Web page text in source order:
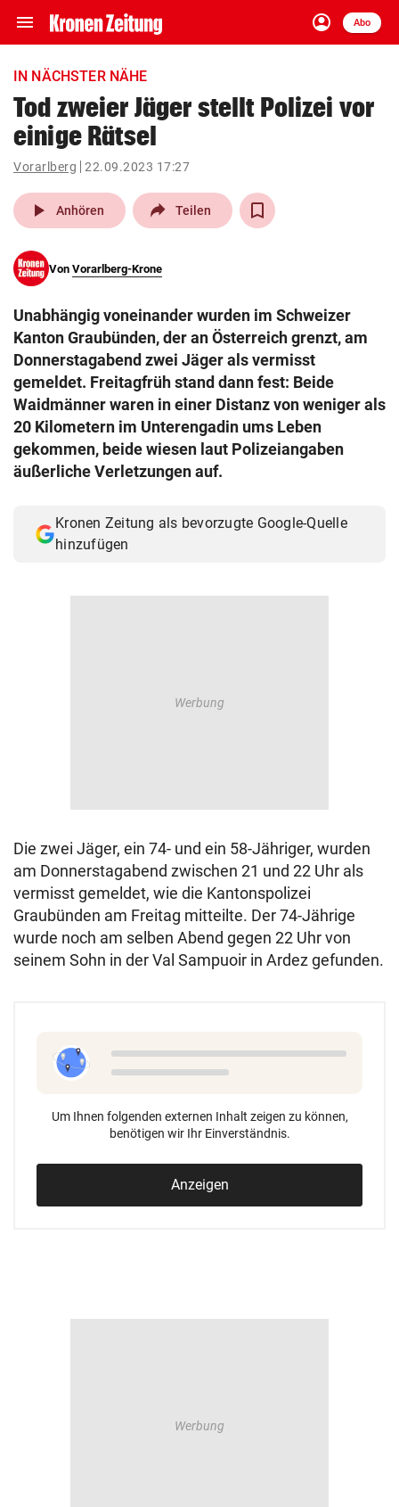
menu Navigation
ein-/ausklappen
account_circle
Anmelden
Abo
close Schließen
account_circle Anmelden
pin_drop
Wien arrow_right
search
eingeben
Muthgasse 2, 1190 Wien
IN NÄCHSTER NÄHE
Tod zweier Jäger stellt Polizei vor
einige Rätsel
Vorarlberg 22.09.2023 17:27
play_arrow Anhören Teilen
Von Vorarlberg-Krone
Unabhängig voneinander wurden im Schweizer
Kanton Graubünden, der an Österreich grenzt, am
Donnerstagabend zwei Jäger als vermisst
gemeldet. Freitagfrüh stand dann fest: Beide
Waidmänner waren in einer Distanz von weniger als
20 Kilometern im Unterengadin ums Leben
gekommen, beide wiesen laut Polizeiangaben
äußerliche Verletzungen auf.
Kronen Zeitung als bevorzugte Google-Quelle
hinzufügen
Die zwei Jäger, ein 74- und ein 58-Jähriger, wurden
am Donnerstagabend zwischen 21 und 22 Uhr als
vermisst gemeldet, wie die Kantonspolizei
Graubünden am Freitag mitteilte. Der 74-Jährige
wurde noch am selben Abend gegen 22 Uhr von
seinem Sohn in der Val Sampuoir in Ardez gefunden.
Um Ihnen folgenden externen Inhalt zeigen zu können,
benötigen wir Ihr Einverständnis.
Anzeigen